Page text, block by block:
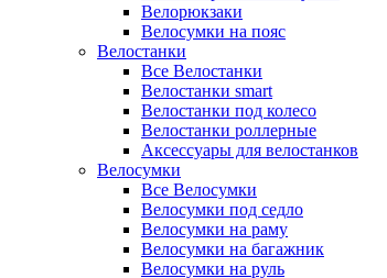
Велорюкзаки
Велосумки на пояс
Велостанки
Все Велостанки
Велостанки smart
Велостанки под колесо
Велостанки роллерные
Аксессуары для велостанков
Велосумки
Все Велосумки
Велосумки под седло
Велосумки на раму
Велосумки на багажник
Велосумки на руль